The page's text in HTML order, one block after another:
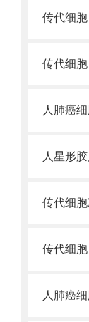
传代细胞
传代细
人肺癌
人星形
传代细
传代细